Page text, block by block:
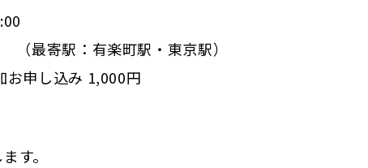
最寄駅：有楽町駅・東京駅）
申し込み 1,000円
す。